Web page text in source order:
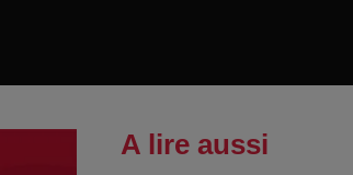
A lire aussi